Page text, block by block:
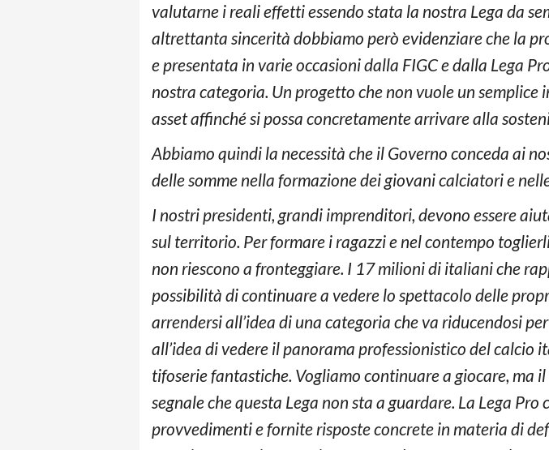
valutarne i reali effetti essendo stata la nostra Lega da
altrettanta sincerità dobbiamo però evidenziare che la
e presentata in varie occasioni dalla FIGC e dalla Lega
nostra categoria. Un progetto che non vuole un
asset affinché si possa concretamente arrivare alla
Abbiamo quindi la necessità che il Governo conceda ai
delle somme nella formazione dei giovani calciatori e
I nostri presidenti, grandi imprenditori, devono essere
sul territorio. Per formare i ragazzi e nel contempo
non riescono a fronteggiare. I 17 milioni di italiani che
possibilità di continuare a vedere lo spettacolo delle
arrendersi all’idea di una categoria che va riducendosi
all’idea di vedere il panorama professionistico del
tifoserie fantastiche. Vogliamo continuare a giocare,
segnale che questa Lega non sta a guardare. La Lega
provvedimenti e fornite risposte concrete in materia di